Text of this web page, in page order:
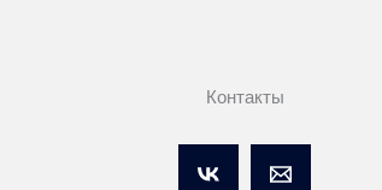
Контакты